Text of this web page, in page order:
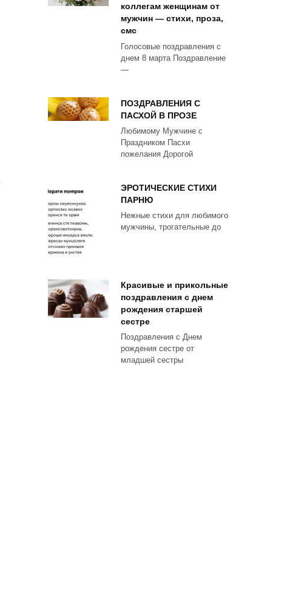
коллегам женщинам от
мужчин — стихи, проза,
смс
Голосовые поздравления с
днем 8 марта Поздравление
—
ПОЗДРАВЛЕНИЯ С
ПАСХОЙ В ПРОЗЕ
Любимому Мужчине с
Праздником Пасхи
пожелания Дорогой
ЭРОТИЧЕСКИЕ СТИХИ
ПАРНЮ
Нежные стихи для любимого
мужчины, трогательные до
Красивые и прикольные
поздравления с днем
рождения старшей
сестре
Поздравления с Днем
рождения сестре от
младшей сестры